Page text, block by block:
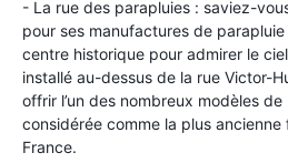
- La rue des parapluies : saviez-
pour ses manufactures de
centre historique pour admirer le
installé au-dessus de la rue Victor-
offrir l’un des nombreux modèles de
considérée comme la plus
France.